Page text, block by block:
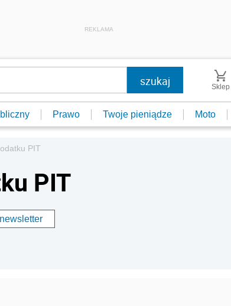
REKLAMA
Sklep
Prawo Twoje pieniądze Moto
PIT
PIT